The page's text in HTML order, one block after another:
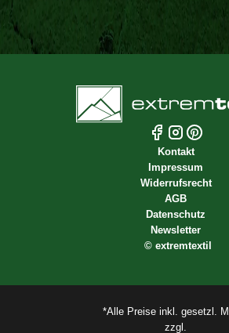
Kontakt
Impressum
Widerrufsrecht
AGB
Datenschutz
Newsletter
© extremtextil
*Alle Preise inkl. gesetzl.
zzgl.